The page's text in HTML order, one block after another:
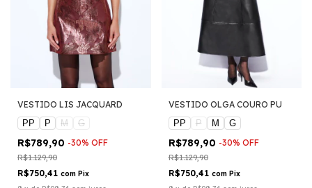
VESTIDO LIS JACQUARD
PP
P M G
R$789,90 -30% OFF
R$1.129,90
R$750,41 com Pix
VESTIDO OLGA COURO PU
PP
P M G
R$789,90 -30% OFF
R$1.129,90
R$750,41 com Pix